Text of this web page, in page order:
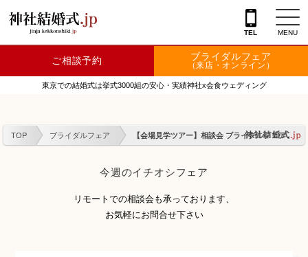
{literal}
TEL MENU
神社を探す
会場を探す
ご相談予約 ブライダルフェア
（来店・オンライン）
東京での結婚式は挙式3000組の安心・実績神社x会食ウェディング
TOP ブライダルフェア 【会場見学ツアー】相談会 ブライダルフェア
今週のイチオシフェア
リモートでの相談会も承っております、
お気軽にお問合せ下さい